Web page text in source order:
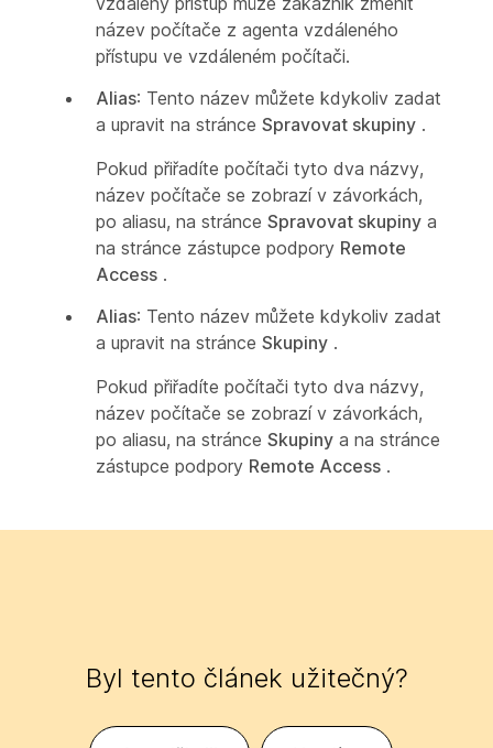
název počítače z agenta vzdáleného
přístupu ve vzdáleném počítači.
Alias: Tento název můžete kdykoliv zadat
a upravit na stránce Spravovat skupiny .
Pokud přiřadíte počítači tyto dva názvy,
název počítače se zobrazí v závorkách,
po aliasu, na stránce Spravovat skupiny a
na stránce zástupce podpory Remote
Access .
Alias: Tento název můžete kdykoliv zadat
a upravit na stránce Skupiny .
Pokud přiřadíte počítači tyto dva názvy,
název počítače se zobrazí v závorkách,
po aliasu, na stránce Skupiny a na stránce
zástupce podpory Remote Access .
Byl tento článek užitečný?